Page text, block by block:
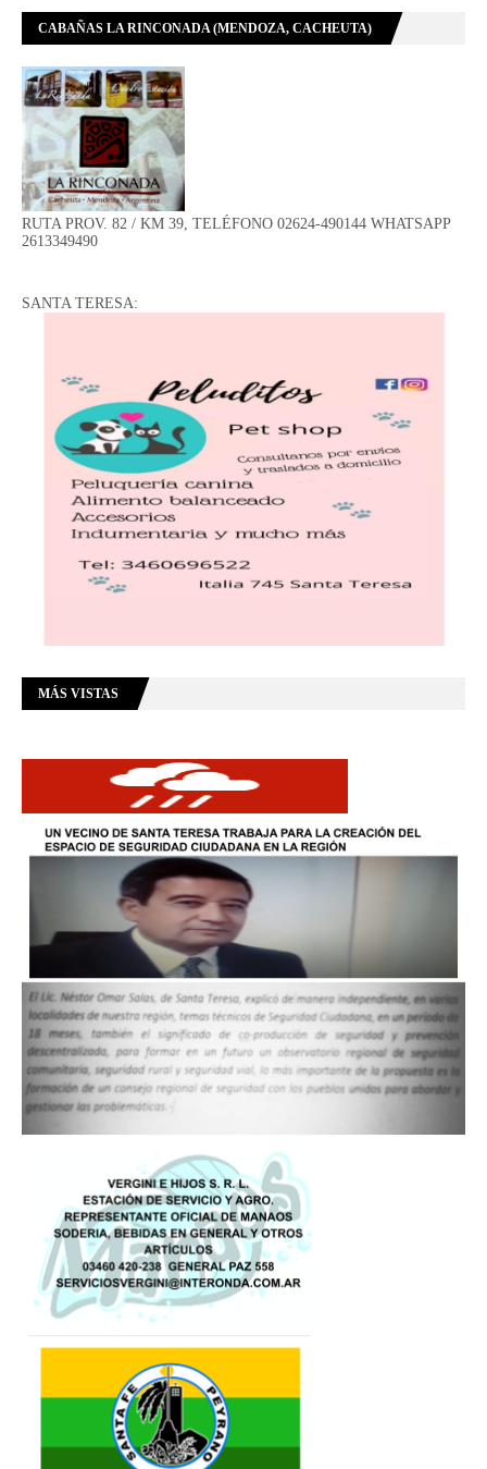
CABAÑAS LA RINCONADA (MENDOZA, CACHEUTA)
RUTA PROV. 82 / KM 39, TELÉFONO 02624-490144 WHATSAPP
2613349490
SANTA TERESA:
MÁS VISTAS